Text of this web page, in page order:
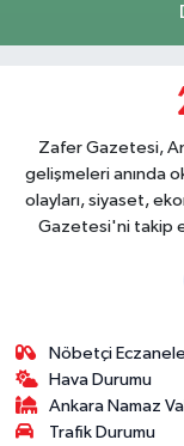
Zafer Gazetesi,
gelişmeleri anında
olayları, siyaset,
Gazetesi'ni takip
Nöbetçi
Hava Durumu
Ankara Namaz
Trafik Durumu